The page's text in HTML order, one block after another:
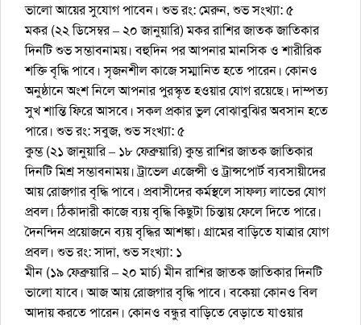
ভালো আয়ের সুযোগ পাবেন। শুভ রং: মেরুন, শুভ সংখ্যা: ৫
মকর (২২ ডিসেম্বর – ২০ জানুয়ারি) মকর রাশির জাতক জাতিকার
দিনটি শুভ সম্ভাবনাময়। বহুদিন পর আপনার মানসিক ও শারীরিক
শক্তি বৃদ্ধি পাবে। সৃজনশীল কাজে সম্মানিত হতে পারেন। কোনও
অনুষ্ঠানে অংশ নিলে আপনার পুরস্কৃত হওয়ার যোগ রয়েছে। দাম্পত্য
সুখ শান্তি ফিরে আসবে। সকল প্রকার ভুল বোঝাবুঝির অবসান হতে
পারে। শুভ রং: সবুজ, শুভ সংখ্যা: ৫
কুম্ভ (২১ জানুয়ারি – ১৮ ফেব্রুয়ারি) কুম্ভ রাশির জাতক জাতিকার
দিনটি মিশ্র সম্ভাবনাময়। ট্রাভেল এজেন্সী ও ট্রান্সপোর্ট ব্যবসায়ীদের
আয় রোজগার বৃদ্ধি পাবে। প্রবাসীদের কর্মস্থলে সাফল্য লাভের যোগ
প্রবল। ঠিকাদারী কাজে ব্যয় বৃদ্ধি কিছুটা চিন্তায় ফেলে দিতে পারে।
দৈনন্দিন প্রয়োজনে ব্যয় বৃদ্ধির আশঙ্কা। গ্রামের বাড়িতে যাত্রার যোগ
প্রবল। শুভ রং: সাদা, শুভ সংখ্যা: ১
মীন (১৯ ফেব্রুয়ারি – ২০ মার্চ) মীন রাশির জাতক জাতিকার দিনটি
ভালো যাবে। আজ আয় রোজগার বৃদ্ধি পাবে। বকেয়া কোনও বিল
আদায় করতে পারেন। কোনও বন্ধুর বাড়িতে বেড়াতে যাওয়ার